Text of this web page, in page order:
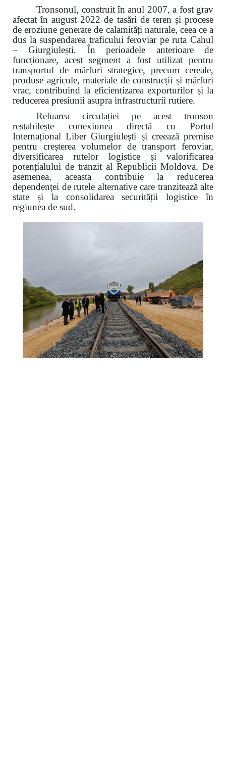
Tronsonul, construit în anul 2007, a fost grav
afectat în august 2022 de tasări de teren și procese
de eroziune generate de calamități naturale, ceea ce a
dus la suspendarea traficului feroviar pe ruta Cahul
– Giurgiulești. În perioadele anterioare de
funcționare, acest segment a fost utilizat pentru
transportul de mărfuri strategice, precum cereale,
produse agricole, materiale de construcții și mărfuri
vrac, contribuind la eficientizarea exporturilor și la
reducerea presiunii asupra infrastructurii rutiere.
Reluarea circulației pe acest tronson
restabilește conexiunea directă cu Portul
Internațional Liber Giurgiulești și creează premise
pentru creșterea volumelor de transport feroviar,
diversificarea rutelor logistice și valorificarea
potențialului de tranzit al Republicii Moldova. De
asemenea, aceasta contribuie la reducerea
dependenței de rutele alternative care tranzitează alte
state și la consolidarea securității logistice în
regiunea de sud.